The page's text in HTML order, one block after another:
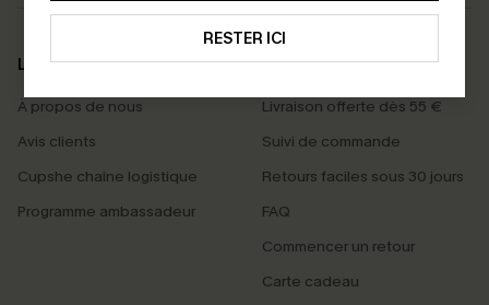
RESTER ICI
LA MARQUE
À propos de nous
Avis clients
Cupshe chaîne logistique
Programme ambassadeur
SERVICES
Livraison offerte dès 55 €
Suivi de commande
Retours faciles sous 30 jours
FAQ
Commencer un retour
Carte cadeau